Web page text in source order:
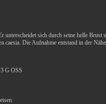
unterscheidet sich durch seine helle Brust
caesia. Die Aufnahme entstand in der
G OSS